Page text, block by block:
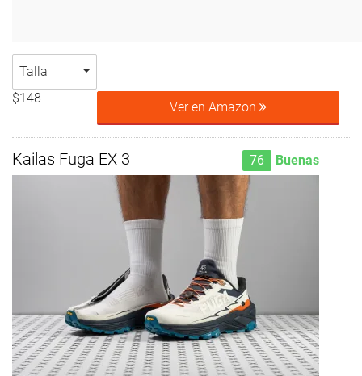
Talla
$148
Ver en Amazon
Kailas Fuga EX 3 76 Buenas